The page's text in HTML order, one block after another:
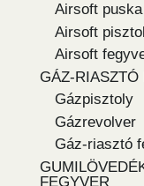
Airsoft puska
Airsoft
Airsoft
GÁZ-RIASZTÓ
Gázpisztoly
Gázrevolver
Gáz-riasztó
FEGYVER